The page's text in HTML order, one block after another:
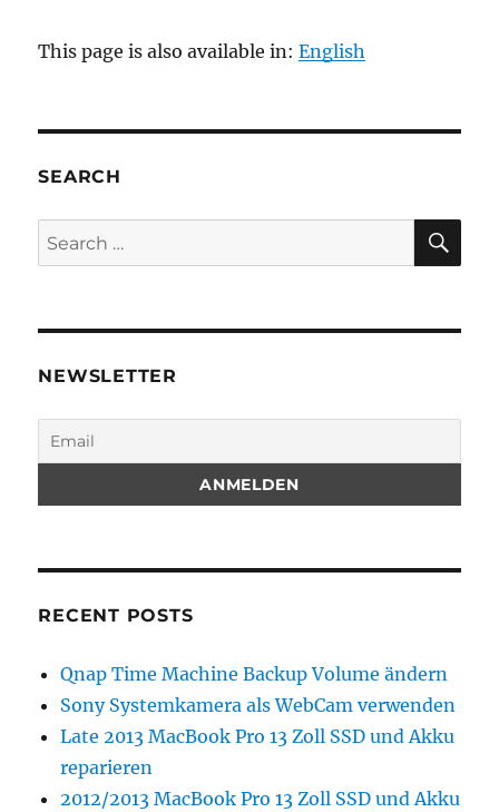
This page is also available in:English
SEARCH
NEWSLETTER
RECENT POSTS
Qnap Time Machine Backup Volume ändern
Sony Systemkamera als WebCam verwenden
Late 2013 MacBook Pro 13 Zoll SSD und Akku
reparieren
2012/2013 MacBook Pro 13 Zoll SSD und Akku